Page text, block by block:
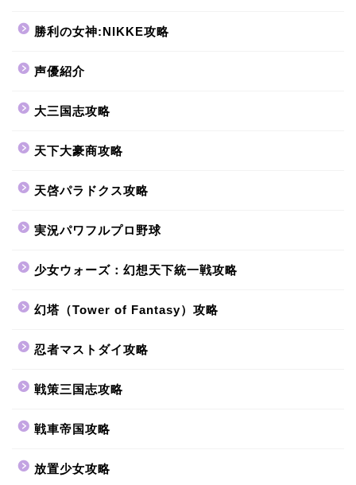
勝利の女神:NIKKE攻略
声優紹介
大三国志攻略
天下大豪商攻略
天啓パラドクス攻略
実況パワフルプロ野球
少女ウォーズ：幻想天下統一戦攻略
幻塔（Tower of Fantasy）攻略
忍者マストダイ攻略
戦策三国志攻略
戦車帝国攻略
放置少女攻略